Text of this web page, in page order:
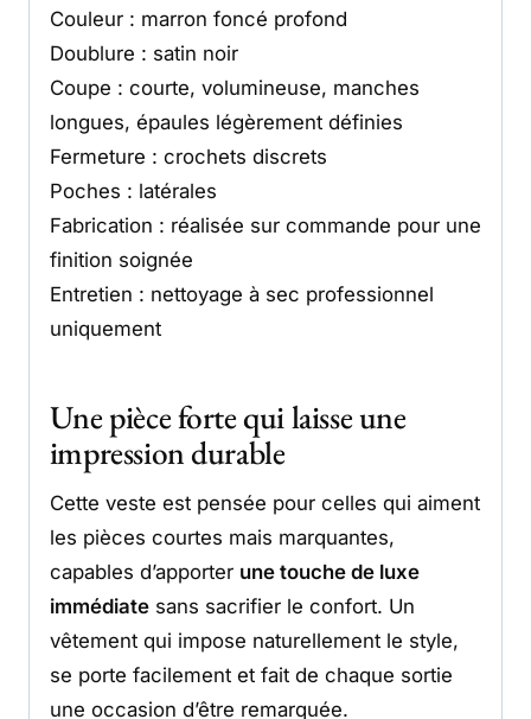
Couleur : marron foncé profond
Doublure : satin noir
Coupe : courte, volumineuse, manches
longues, épaules légèrement définies
Fermeture : crochets discrets
Poches : latérales
Fabrication : réalisée sur commande pour une
finition soignée
Entretien : nettoyage à sec professionnel
uniquement
Une pièce forte qui laisse une
impression durable
Cette veste est pensée pour celles qui aiment
les pièces courtes mais marquantes,
capables d’apporter une touche de luxe
immédiatesans sacrifier le confort. Un
vêtement qui impose naturellement le style,
se porte facilement et fait de chaque sortie
une occasion d’être remarquée.